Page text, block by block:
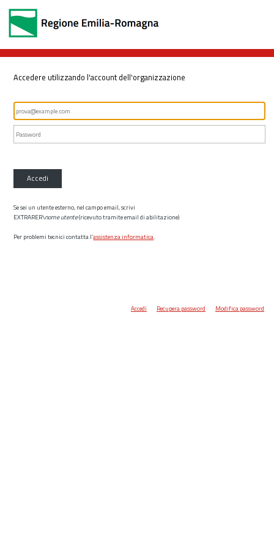
Accedere utilizzando l'account dell'organizzazione
Accedi
Se sei un utente esterno, nel campo email, scrivi
EXTRARER\nome utente(ricevuto tramite email di abilitazione)
Per problemi tecnici contatta l’assistenza informatica.
Accedi Recupera password Modifica password